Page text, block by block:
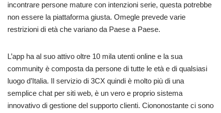
incontrare persone mature con intenzioni serie, questa potrebbe
non essere la piattaforma giusta. Omegle prevede varie
restrizioni di età che variano da Paese a Paese.
L’app ha al suo attivo oltre 10 mila utenti online e la sua
community è composta da persone di tutte le età e di qualsiasi
luogo d’Italia. Il servizio di 3CX quindi è molto più di una
semplice chat per siti web, è un vero e proprio sistema
innovativo di gestione del supporto clienti. Ciononostante ci sono